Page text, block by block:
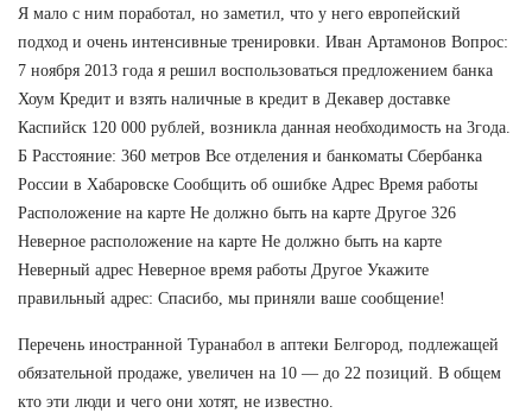
Я мало с ним поработал, но заметил, что у него европейский
подход и очень интенсивные тренировки. Иван Артамонов Вопрос:
7 ноября 2013 года я решил воспользоваться предложением банка
Хоум Кредит и взять наличные в кредит в Декавер доставке
Каспийск 120 000 рублей, возникла данная необходимость на 3года.
Б Расстояние: 360 метров Все отделения и банкоматы Сбербанка
России в Хабаровске Сообщить об ошибке Адрес Время работы
Расположение на карте Не должно быть на карте Другое 326
Неверное расположение на карте Не должно быть на карте
Неверный адрес Неверное время работы Другое Укажите
правильный адрес: Спасибо, мы приняли ваше сообщение!
Перечень иностранной Туранабол в аптеки Белгород, подлежащей
обязательной продаже, увеличен на 10 — до 22 позиций. В общем
кто эти люди и чего они хотят, не известно.